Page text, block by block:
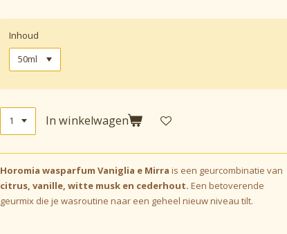
Inhoud
In winkelwagen
Horomia wasparfum Vaniglia e Mirra is een geurcombinatie van
citrus, vanille, witte musk en cederhout. Een betoverende
geurmix die je wasroutine naar een geheel nieuw niveau tilt.